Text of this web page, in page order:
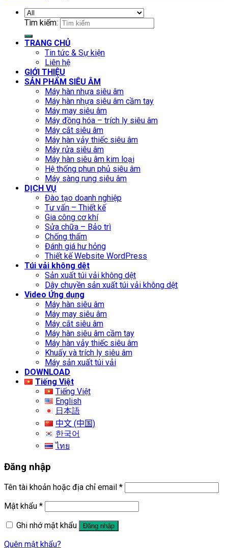
Tìm kiếm:
TRANG CHỦ
Tin tức & Sự kiện
Liên hệ
GIỚI THIỆU
SẢN PHẨM SIÊU ÂM
Máy hàn nhựa siêu âm
Máy hàn nhựa siêu âm cầm tay
Máy may siêu âm
Máy đồng hóa – trích ly siêu âm
Máy cắt siêu âm
Máy hàn vảy thiếc siêu âm
Máy rửa siêu âm
Máy hàn siêu âm kim loại
Hệ thống phun phủ siêu âm
Máy sàng rung siêu âm
DỊCH VỤ
Đào tạo doanh nghiệp
Tư vấn – Thiết kế
Gia công cơ khí
Sửa chữa – Bảo trì
Chống thấm
Đánh giá hư hỏng
Thiết kế Website WordPress
Túi vải không dệt
Sản xuất túi vải không dệt
Dây chuyền sản xuất túi vải không dệt
Video Ứng dụng
Máy hàn siêu âm
Máy may siêu âm
Máy cắt siêu âm
Máy hàn siêu âm cầm tay
Máy hàn vảy thiếc siêu âm
Khuấy và trích ly siêu âm
Máy sản xuất túi vải
DOWNLOAD
Tiếng Việt
Tiếng Việt
English
日本語
中文 (中国)
한국어
ไทย
Đăng nhập
Tên tài khoản hoặc địa chỉ email *
Mật khẩu *
Ghi nhớ mật khẩu
Đăng nhập
Quên mật khẩu?